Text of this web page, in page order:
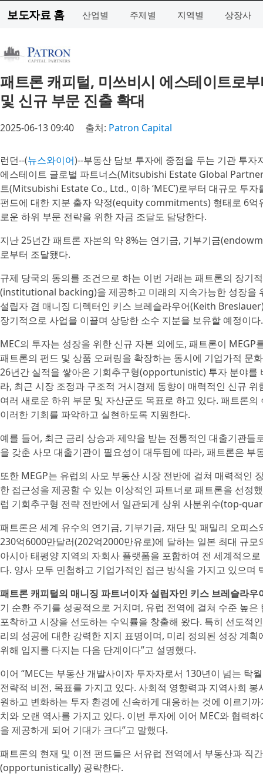
보도자료 홈 산업별 주제별 지역별 상장사
패트론 캐피털, 미쓰비시 에스테이트로
및 신규 부문 진출 확대
2025-06-13 09:40 출처: Patron Capital
런던--(뉴스와이어)--부동산 담보 투자에 중점을 두는 기관 투자
에스테이트 글로벌 파트너스(Mitsubishi Estate Global
트(Mitsubishi Estate Co., Ltd., 이하 ‘MEC’)로부터 대규모 투
펀드에 대한 지분 출자 약정(equity commitments) 형태로 6
로운 하위 부문 전략을 위한 자금 조달도 담당한다.
지난 25년간 패트론 자본의 약 8%는 연기금, 기부기금
로부터 조달됐다.
규제 당국의 동의를 조건으로 하는 이번 거래는 패트론의 장기
(institutional backing)을 제공하고 미래의 지속가능한 성장을
설립자 겸 매니징 디렉터인 키스 브레슬라우어(Keith
장기적으로 사업을 이끌며 상당한 소수 지분을 보유할 예정이다.
MEC의 투자는 성장을 위한 신규 자본 외에도, 패트론이
패트론의 펀드 및 상품 오퍼링을 확장하는 동시에 기업가적 문
26년간 실적을 쌓아온 기회추구형(opportunistic) 투자 분야를
라, 최근 시장 조정과 구조적 거시경제 동향이 매력적인 신규
여러 새로운 하위 부문 및 자산군도 목표로 하고 있다. 패트론
이러한 기회를 파악하고 실현하도록 지원한다.
예를 들어, 최근 금리 상승과 제약을 받는 전통적인 대출기관
을 갖춘 사모 대출기관이 필요성이 대두됨에 따라, 패트론은
또한 MEGP는 유럽의 사모 부동산 시장 전반에 걸쳐 매력적인
한 접근성을 제공할 수 있는 이상적인 파트너로 패트론을 선정
럽 기회추구형 전략 전반에서 일관되게 상위 사분위수(top-
패트론은 세계 유수의 연기금, 기부기금, 재단 및 패밀리 오피
230억6000만달러(202억2000만유로)에 달하는 일본 최대 규
아시아 태평양 지역의 자회사 플랫폼을 포함하여 전 세계적으
다. 양사 모두 민첩하고 기업가적인 접근 방식을 가지고 있으
패트론 캐피털의 매니징 파트너이자 설립자인 키스 브레슬라
기 순환 주기를 성공적으로 거치며, 유럽 전역에 걸쳐 수준 높
포착하고 시장을 선도하는 수익률을 창출해 왔다. 특히 선도적
리의 성공에 대한 강력한 지지 표명이며, 미리 정의된 성장 계
위해 입지를 다지는 다음 단계이다”고 설명했다.
이어 “MEC는 부동산 개발사이자 투자자로서 130년이 넘는 탁
전략적 비전, 목표를 가지고 있다. 사회적 영향력과 지역사회
원하고 변화하는 투자 환경에 신속하게 대응하는 것에 이르기
치와 오랜 역사를 가지고 있다. 이번 투자에 이어 MEC와 협력
을 제공하게 되어 기대가 크다”고 말했다.
패트론의 현재 및 이전 펀드들은 서유럽 전역에서 부동산과 직
(opportunistically) 공략한다.